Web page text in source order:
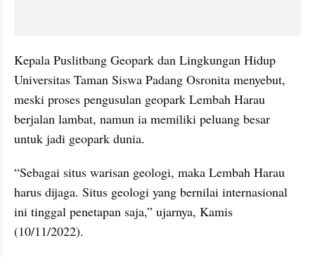
Kepala Puslitbang Geopark dan Lingkungan Hidup
Universitas Taman Siswa Padang Osronita menyebut,
meski proses pengusulan geopark Lembah Harau
berjalan lambat, namun ia memiliki peluang besar
untuk jadi geopark dunia.
“Sebagai situs warisan geologi, maka Lembah Harau
harus dijaga. Situs geologi yang bernilai internasional
ini tinggal penetapan saja,” ujarnya, Kamis
(10/11/2022).